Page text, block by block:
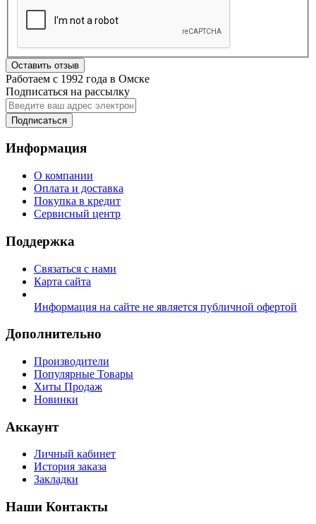
Оставить отзыв
Работаем с 1992 года в Омске
Подписаться на рассылку
Подписаться
Информация
О компании
Оплата и доставка
Покупка в кредит
Сервисный центр
Поддержка
Связаться с нами
Карта сайта
Информация на сайте не является публичной офертой
Дополнительно
Производители
Популярные Товары
Хиты Продаж
Новинки
Аккаунт
Личный кабинет
История заказа
Закладки
Наши Контакты